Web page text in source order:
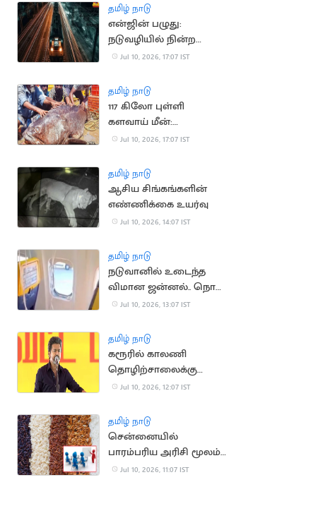
தமிழ் நாடு
என்ஜின் பழுது:
நடுவழியில் நின்ற
ராமேஸ்வரம் எக்ஸ்பிரஸ்
Jul 10, 2026, 17:07 IST
தமிழ் நாடு
117 கிலோ புள்ளி
களவாய் மீன்:
மீனவர்களுக்கு
Jul 10, 2026, 17:07 IST
தமிழ் நாடு
ஆசிய சிங்கங்களின்
எண்ணிக்கை உயர்வு
Jul 10, 2026, 14:07 IST
தமிழ் நாடு
நடுவானில் உடைந்த
விமான ஜன்னல்.. நொடி
பொழுதில் உயிர்
Jul 10, 2026, 13:07 IST
தமிழ் நாடு
கரூரில் காலணி
தொழிற்சாலைக்கு
அடிக்கல் நாட்டிய
Jul 10, 2026, 12:07 IST
தமிழ் நாடு
சென்னையில்
பாரம்பரிய அரிசி மூலம்
உணவுப் பொருட்கள்
Jul 10, 2026, 11:07 IST